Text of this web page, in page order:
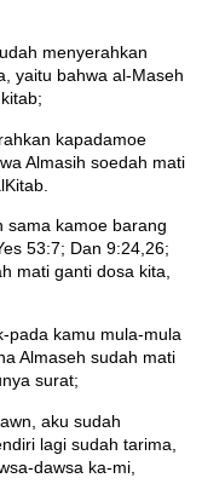
menyerahkan
yaitu bahwa al-Maseh
kapadamoe
Almasih soedah mati
sama kamoe barang
53:7; Dan 9:24,26;
mati ganti dosa kita,
pada kamu mula-mula
Almaseh sudah mati
surat;
aku sudah
lagi sudah tarima,
dawsa ka-mi,